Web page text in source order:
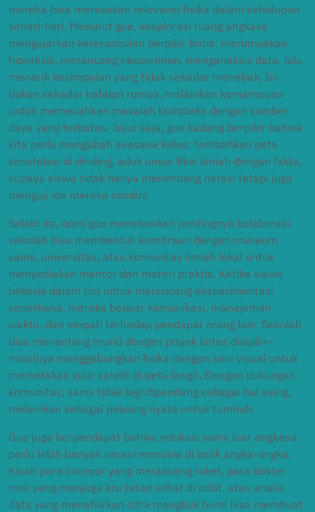
mereka bisa merasakan relevansi fisika dalam kehidupan
sehari-hari. Menurut gue, eksplorasi ruang angkasa
mengajarkan keterampilan berpikir kritis: merumuskan
hipotesis, merancang eksperimen, menganalisis data, lalu
menarik kesimpulan yang tidak sekadar menebak. Ini
bukan sekadar hafalan rumus, melainkan kemampuan
untuk memecahkan masalah kompleks dengan sumber
daya yang terbatas. Jujur saja, gue kadang berpikir bahwa
kita perlu mengubah suasana kelas: tambahkan peta
konstelasi di dinding, aduk unsur fiksi ilmiah dengan fakta,
supaya siswa tidak hanya menimbang narasi tetapi juga
menguji ide mereka sendiri.
Selain itu, opini gue menekankan pentingnya kolaborasi:
sekolah bisa membentuk kemitraan dengan museum
sains, universitas, atau komunitas ilmiah lokal untuk
menyediakan mentor dan materi praktis. Ketika siswa
bekerja dalam tim untuk merancang eksperimentasi
sederhana, mereka belajar komunikasi, manajemen
waktu, dan empati terhadap pendapat orang lain. Sekolah
bisa menantang murid dengan projek lintas disiplin—
misalnya menggabungkan fisika dengan seni visual untuk
memetakan jalur satelit di peta langit. Dengan dukungan
komunitas, sains tidak lagi dipandang sebagai hal asing,
melainkan sebagai peluang nyata untuk tumbuh.
Gue juga berpendapat bahwa edukasi sains luar angkasa
perlu lebih banyak narasi manusia di balik angka-angka.
Kisah para insinyur yang merancang roket, para dokter
misi yang menjaga kru tetap sehat di orbit, atau analis
data yang menafsirkan citra mangkuk bumi bisa membuat